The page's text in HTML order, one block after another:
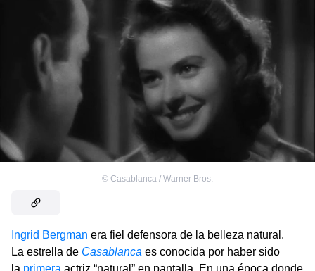
© Casablanca / Warner Bros.
Ingrid Bergman era fiel defensora de la belleza natural.
La estrella de Casablanca es conocida por haber sido
la primera actriz “natural” en pantalla. En una época donde